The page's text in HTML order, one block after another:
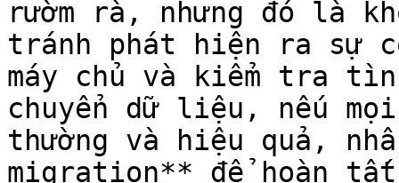
rườm rà, nhưng đó là
tránh phát hiện ra sự
máy chủ và kiểm tra
chuyển dữ liệu, nếu
thường và hiệu quả,
migration** để hoàn